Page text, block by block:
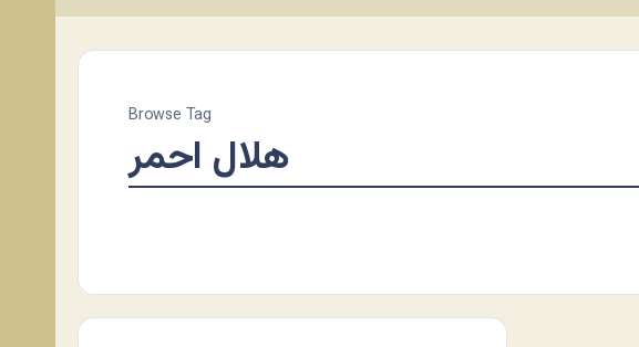
Browse Tag
هلال احمر